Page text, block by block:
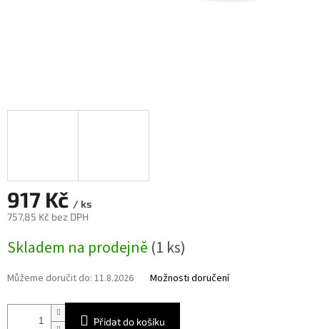
917 Kč / ks
757,85 Kč bez DPH
cena:
Skladem na prodejně (1 ks)
Můžeme doručit do: 11.8.2026 Možnosti doručení
Přidat do košíku